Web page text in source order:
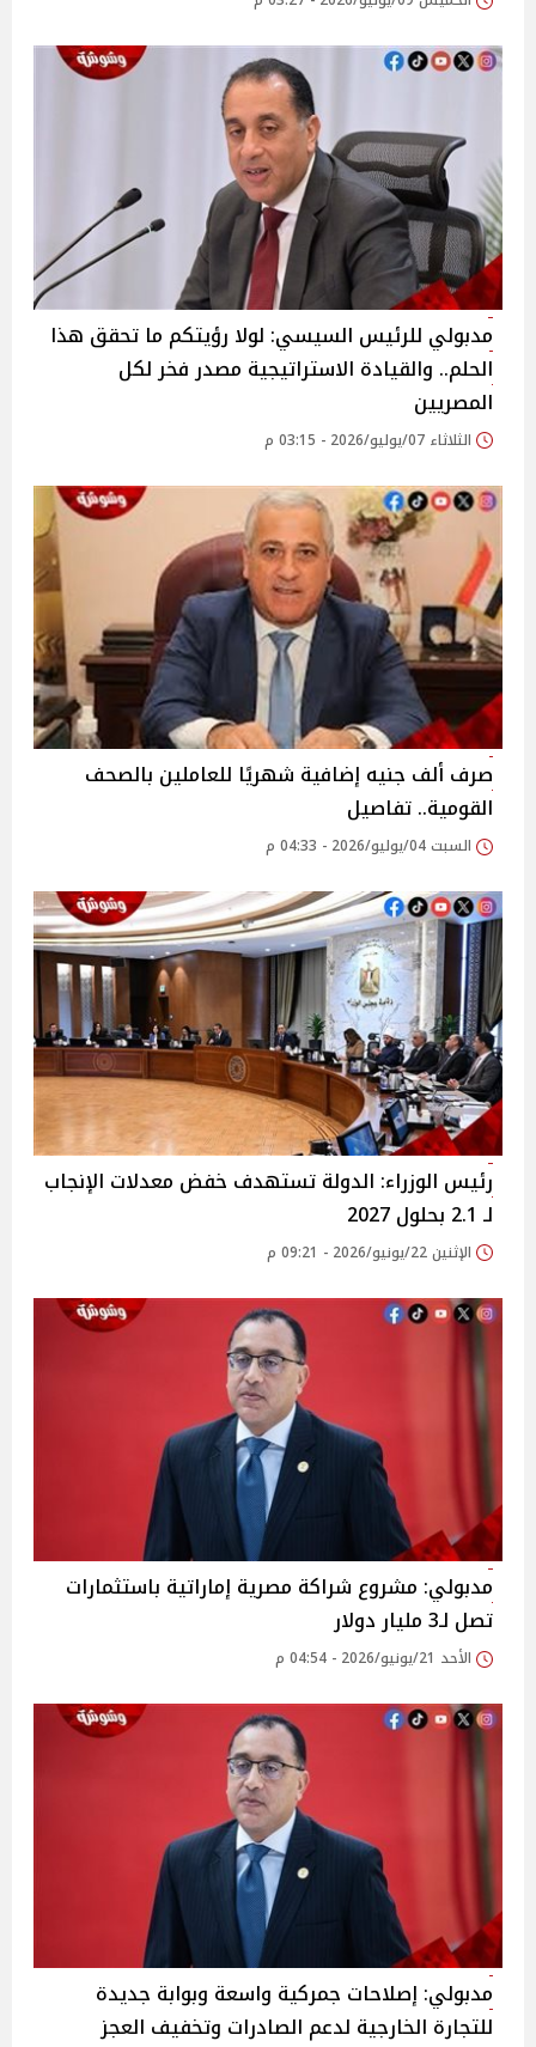
مدبولي للرئيس السيسي: لولا رؤيتكم ما تحقق هذا
الحلم.. والقيادة الاستراتيجية مصدر فخر لكل
المصريين
الثلاثاء 07/يوليو/2026 - 03:15 م
صرف ألف جنيه إضافية شهريًا للعاملين بالصحف
القومية.. تفاصيل
السبت 04/يوليو/2026 - 04:33 م
رئيس الوزراء: الدولة تستهدف خفض معدلات الإنجاب
لـ 2.1 بحلول 2027
الإثنين 22/يونيو/2026 - 09:21 م
مدبولي: مشروع شراكة مصرية إماراتية باستثمارات
تصل لـ3 مليار دولار
الأحد 21/يونيو/2026 - 04:54 م
مدبولي: إصلاحات جمركية واسعة وبوابة جديدة
للتجارة الخارجية لدعم الصادرات وتخفيف العجز